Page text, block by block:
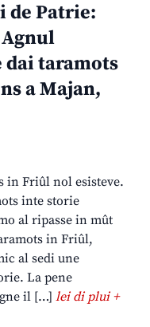
Patrie:
dai taramots
a Majan,
in Friûl nol esisteve.
inte storie
al ripasse in mût
in Friûl,
al sedi une
La pene
il […] lei di plui +